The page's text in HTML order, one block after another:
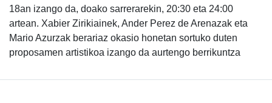
18an izango da, doako sarrerarekin, 20:30 eta 24:00
artean. Xabier Zirikiainek, Ander Perez de Arenazak eta
Mario Azurzak berariaz okasio honetan sortuko duten
proposamen artistikoa izango da aurtengo berrikuntza